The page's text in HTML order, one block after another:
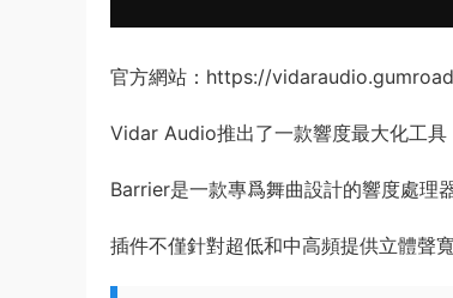
官方網站：https://
Vidar Audio推出了一款響度最大化工具
Barrier是一款專爲舞曲設計的響度處理
插件不僅針對超低和中高頻提供立體聲